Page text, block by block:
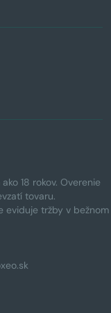
18 rokov. Overenie
tovaru.
eviduje tržby v bežnom